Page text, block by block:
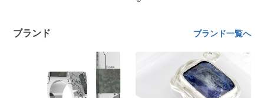
ブランド ブランド一覧へ